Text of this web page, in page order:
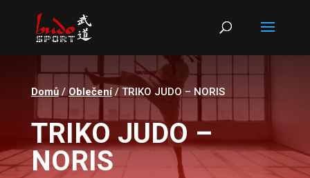
Products
search
Domů/ Oblečení/ TRIKO JUDO – NORIS
TRIKO JUDO –
NORIS